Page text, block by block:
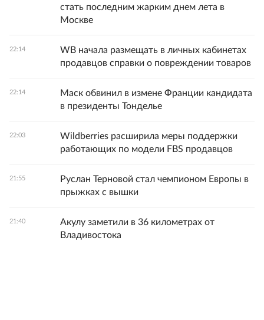
стать последним жарким днем лета в
Москве
22:14
WB начала размещать в личных кабинетах
продавцов справки о повреждении товаров
22:14
Маск обвинил в измене Франции кандидата
в президенты Тонделье
22:03
Wildberries расширила меры поддержки
работающих по модели FBS продавцов
21:55
Руслан Терновой стал чемпионом Европы в
прыжках с вышки
21:40
Акулу заметили в 36 километрах от
Владивостока